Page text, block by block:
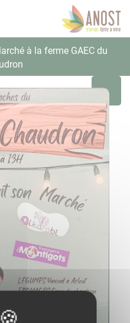
à la ferme GAEC du